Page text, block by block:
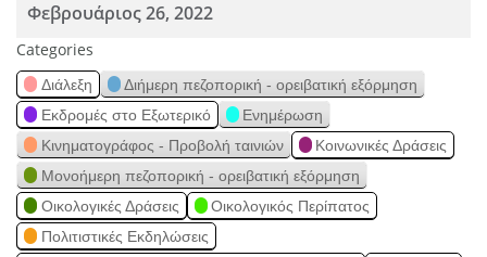
Φεβρουάριος 26, 2022
Categories
Διάλεξη
Διήμερη πεζοπορική - ορειβατική εξόρμηση
Εκδρομές στο Εξωτερικό
Ενημέρωση
Κινηματογράφος - Προβολή ταινιών
Κοινωνικές Δράσεις
Μονοήμερη πεζοπορική - ορειβατική εξόρμηση
Οικολογικές Δράσεις
Οικολογικός Περίπατος
Πολιτιστικές Εκδηλώσεις